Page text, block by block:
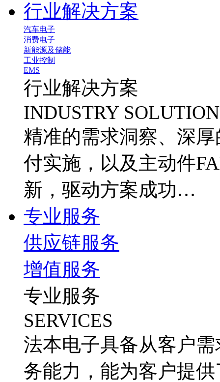
行业解决方案
汽车电子
消费电子
新能源及储能
工业控制
EMS
行业解决方案
INDUSTRY
精准的需求洞察、深
付实施，以及主动件
新，驱动方案成功…
专业服务
供应链服务
增值服务
专业服务
SERVICES
法本电子具备从客户
务能力，能为客户提